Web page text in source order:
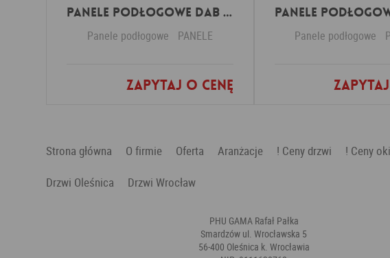
Panele Podłogowe Dab Patynowy Klasyczny Szary IMU3560 AC5 12 mm
Panele podłogowe PANELE
Zapytaj o cenę
Dodaj do ulubionych
Panele podłogowe
Dodaj do
Strona główna O firmie Oferta Aranżacje ! Ceny drzwi ! Ceny
Drzwi Oleśnica
Drzwi Wrocław
PHU GAMA Rafał Pałka
Smardzów ul. Wrocławska 5
56-400 Oleśnica k. Wrocławia